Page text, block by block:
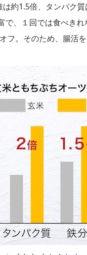
約1.5倍、タンパク
で、１回では食べき
フ。そのため、腸活